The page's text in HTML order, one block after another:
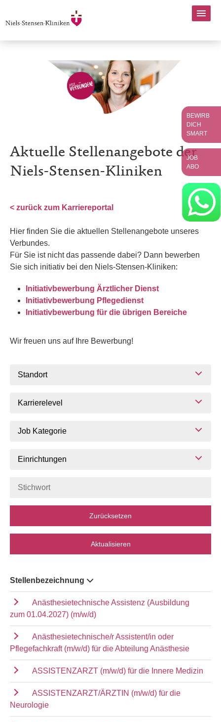
Aktuelle Stellenangebote der
Niels-Stensen-Kliniken
< zurück zum Karriereportal
Hier finden Sie die aktuellen Stellenangebote unseres
Verbundes.
Für Sie ist nicht das passende dabei? Dann bewerben
Sie sich initiativ bei den Niels-Stensen-Kliniken:
Initiativbewerbung Ärztlicher Dienst
Initiativbewerbung Pflegedienst
Initiativbewerbung für die übrigen Bereiche
Wir freuen uns auf Ihre Bewerbung!
Standort
Karrierelevel
Job Kategorie
Einrichtungen
Zurücksetzen
Aktualisieren
Stellenbezeichnung
Anästhesietechnische Assistenz (Ausbildung
zum 01.04.2027) (m/w/d)
Anästhesietechnische/r Assistent/in oder
Pflegefachkraft (m/w/d) für die Abteilung Anästhesie
ASSISTENZARZT (m/w/d) für die Innere Medizin
ASSISTENZARZT/ÄRZTIN (m/w/d) für die
Neurologie
BEWIRB
DICH
SMART
JOB
ABO